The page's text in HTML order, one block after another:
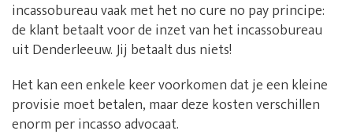
incassobureau vaak met het no cure no pay principe:
de klant betaalt voor de inzet van het incassobureau
uit Denderleeuw. Jij betaalt dus niets!
Het kan een enkele keer voorkomen dat je een kleine
provisie moet betalen, maar deze kosten verschillen
enorm per incasso advocaat.